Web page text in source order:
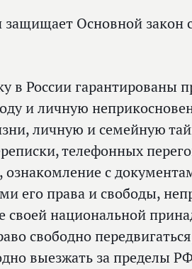
защищает Основной закон
в России гарантированы
и личную
личную и семейную
телефонных
с
его права и свободы,
своей национальной
свободно
выезжать за пределы РФ